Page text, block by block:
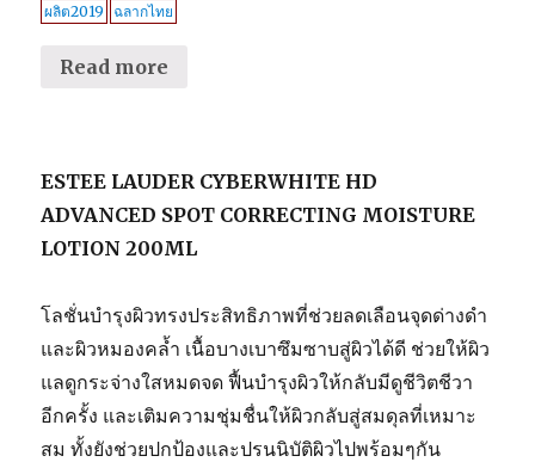
ผลิต2019 ฉลากไทย
Read more
ESTEE LAUDER CYBERWHITE HD
ADVANCED SPOT CORRECTING MOISTURE
LOTION 200ML
โลชั่นบำรุงผิวทรงประสิทธิภาพที่ช่วยลดเลือนจุดด่างดำ
และผิวหมองคล้ำ เนื้อบางเบาซึมซาบสู่ผิวได้ดี ช่วยให้ผิว
แลดูกระจ่างใสหมดจด ฟื้นบำรุงผิวให้กลับมีดูชีวิตชีวา
อีกครั้ง และเติมความชุ่มชื่นให้ผิวกลับสู่สมดุลที่เหมาะ
สม ทั้งยังช่วยปกป้องและปรนนิบัติผิวไปพร้อมๆกัน